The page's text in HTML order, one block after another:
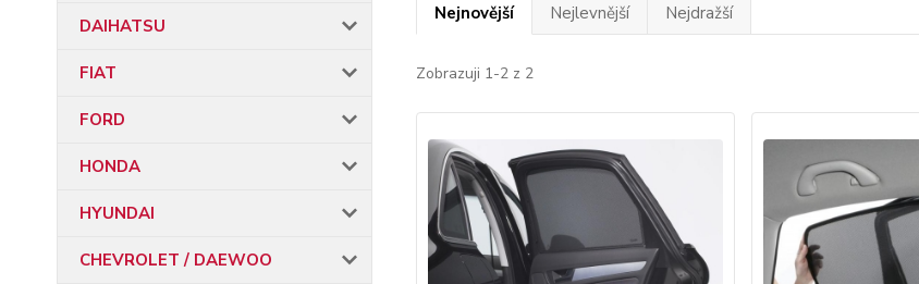
DAIHATSU
FIAT
FORD
HONDA
HYUNDAI
CHEVROLET / DAEWOO
Nejnovější Nejlevnější Nejdražší
Zobrazuji 1-2 z 2